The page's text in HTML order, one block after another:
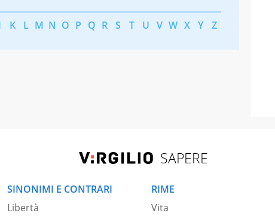
K L M N O P Q R S T U V W X Y Z
SAPERE
SINONIMI E CONTRARI
Libertà
RIME
Vita